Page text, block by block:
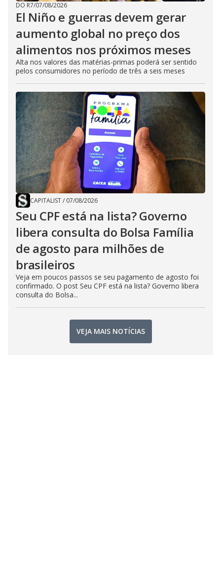
DO R7/07/08/2026
El Niño e guerras devem gerar
aumento global no preço dos
alimentos nos próximos meses
Alta nos valores das matérias-primas poderá ser sentido
pelos consumidores no período de três a seis meses
CAPITALIST/ 07/08/2026
Seu CPF está na lista? Governo
libera consulta do Bolsa Família
de agosto para milhões de
brasileiros
Veja em poucos passos se seu pagamento de agosto foi
confirmado. O post Seu CPF está na lista? Governo libera
consulta do Bolsa...
VEJA MAIS NOTÍCIAS